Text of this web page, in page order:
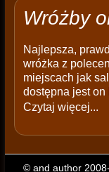
Wróżby
Najlepsza,
wróżka z
miejscach jak
dostępna jest on
Czytaj więcej...
© and author